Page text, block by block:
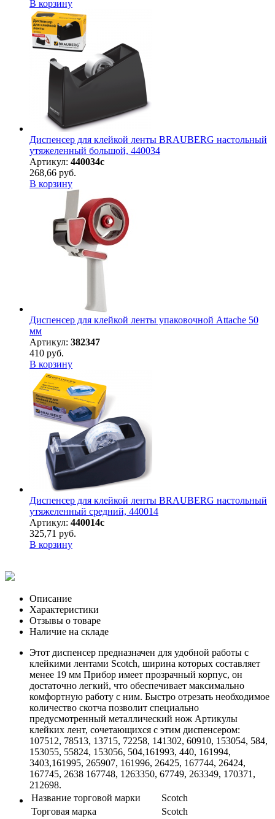
В корзину
Диспенсер для клейкой ленты BRAUBERG настольный
утяжеленный большой, 440034
Артикул: 440034с
268,66 руб.
В корзину
Диспенсер для клейкой ленты упаковочной Attache 50
мм
Артикул: 382347
410 руб.
В корзину
Диспенсер для клейкой ленты BRAUBERG настольный
утяжеленный средний, 440014
Артикул: 440014с
325,71 руб.
В корзину
Описание
Характеристики
Отзывы о товаре
Наличие на складе
Этот диспенсер предназначен для удобной работы с
клейкими лентами Scotch, ширина которых составляет
менее 19 мм Прибор имеет прозрачный корпус, он
достаточно легкий, что обеспечивает максимально
комфортную работу с ним. Быстро отрезать необходимое
количество скотча позволит специально
предусмотренный металлический нож Артикулы
клейких лент, сочетающихся с этим диспенсером:
107512, 78513, 13715, 72258, 141302, 60910, 153054, 584,
153055, 55824, 153056, 504,161993, 440, 161994,
3403,161995, 265907, 161996, 26425, 167744, 26424,
167745, 2638 167748, 1263350, 67749, 263349, 170371,
212698.
Название торговой марки
Scotch
Торговая марка
Scotch